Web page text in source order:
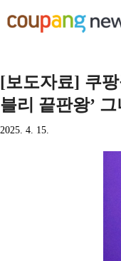
[보도자료] 쿠팡
블리 끝판왕’
2025. 4. 15.